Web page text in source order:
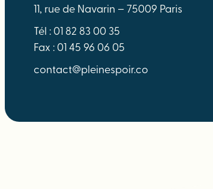
11, rue de Navarin – 75009 Paris
Tél : 01 82 83 00 35
Fax : 01 45 96 06 05
contact@pleinespoir.co